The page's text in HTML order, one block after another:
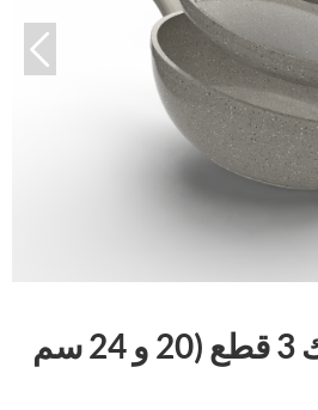
طقم مقالي ووك 3 قطع (20 و 24 سم